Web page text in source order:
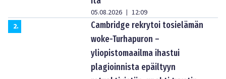
05.08.2026 | 12:09
2.
Cambridge rekrytoi tosielämän
woke-Turhapuron –
yliopistomaailma ihastui
plagioinnista epäiltyyn